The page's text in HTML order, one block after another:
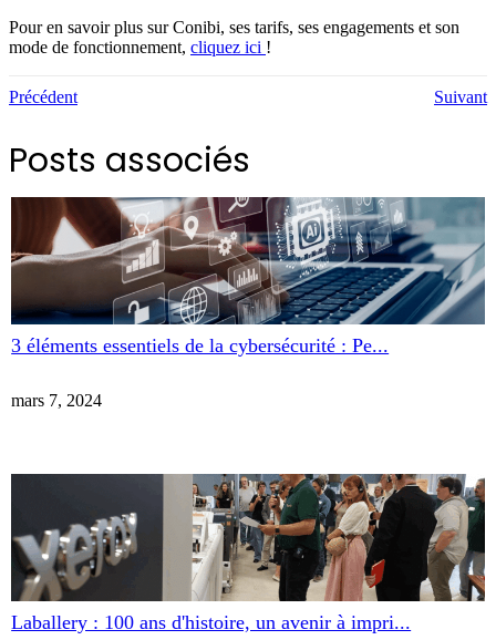
Pour en savoir plus sur Conibi, ses tarifs, ses engagements et son
mode de fonctionnement, cliquez ici !
Précédent Suivant
Posts associés
3 éléments essentiels de la cybersécurité : Pe...
mars 7, 2024
Laballery : 100 ans d'histoire, un avenir à impri...